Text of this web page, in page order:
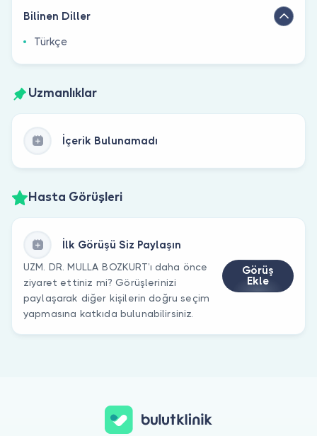
Bilinen Diller
Türkçe
Uzmanlıklar
İçerik Bulunamadı
Hasta Görüşleri
İlk Görüşü Siz Paylaşın
UZM. DR. MULLA BOZKURT’ı daha önce
ziyaret ettiniz mi? Görüşlerinizi
paylaşarak diğer kişilerin doğru seçim
yapmasına katkıda bulunabilirsiniz.
Görüş
Ekle